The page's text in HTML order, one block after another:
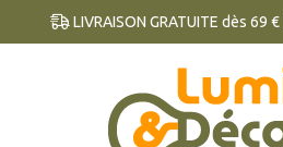
LIVRAISON GRATUITE dès 69 € |